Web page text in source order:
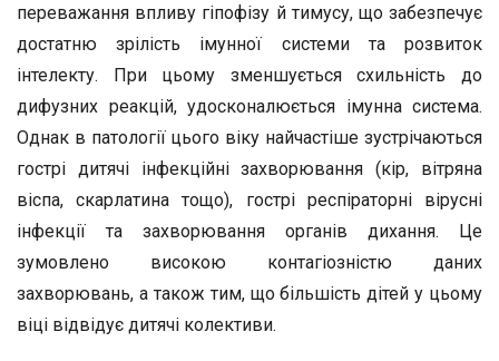
переважання впливу гіпофізу й тимусу, що забезпечує
достатню зрілість імунної системи та розвиток
інтелекту. При цьому зменшується схильність до
дифузних реакцій, удосконалюється імунна система.
Однак в патології цього віку найчастіше зустрічаються
гострі дитячі інфекційні захворювання (кір, вітряна
віспа, скарлатина тощо), гострі респіраторні вірусні
інфекції та захворювання органів дихання. Це
зумовлено високою контагіозністю даних
захворювань, а також тим, що більшість дітей у цьому
віці відвідує дитячі колективи.